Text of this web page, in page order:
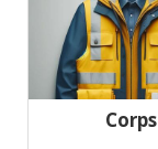
Corps